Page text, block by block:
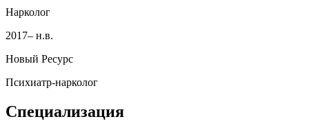
Нарколог
2017– н.в.
Новый Ресурс
Психиатр‑нарколог
Специализация